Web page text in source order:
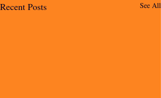
Recent Posts See All